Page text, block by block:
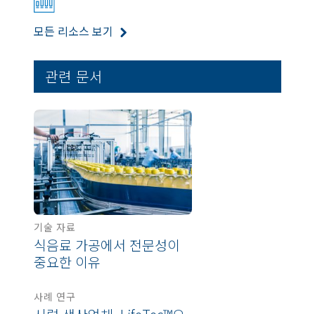
모든 리소스 보기
관련 문서
기술 자료
식음료 가공에서 전문성이
중요한 이유
사례 연구